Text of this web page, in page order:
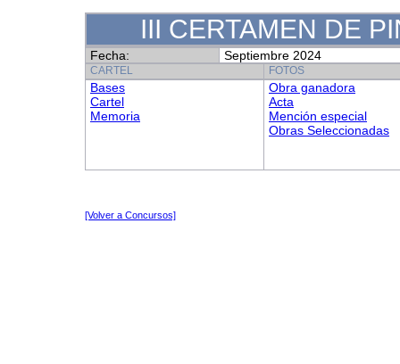
III CERTAMEN DE
Fecha: Septiembre 2024
CARTEL FOTOS
Bases
Cartel
Memoria
Obra ganadora
Acta
Mención especial
Obras Seleccionadas
[Volver a Concursos]